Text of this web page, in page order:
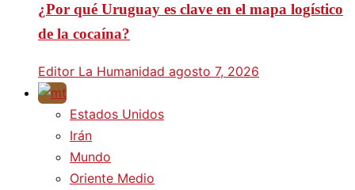
¿Por qué Uruguay es clave en el mapa logístico
de la cocaína?
Editor La Humanidad agosto 7, 2026
Estados Unidos
Irán
Mundo
Oriente Medio